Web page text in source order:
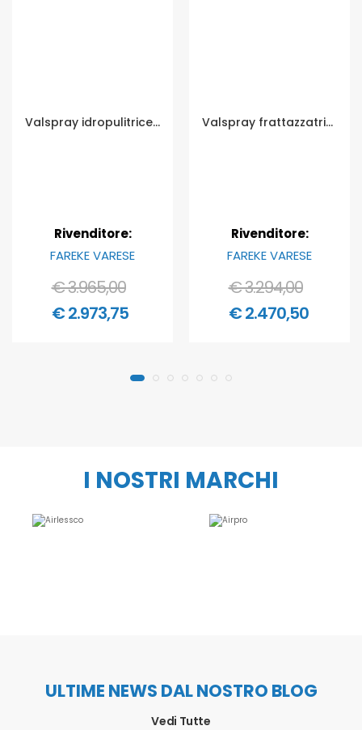
Valspray idropulitrice BHp - 230V - 140 bar acqua calda
Rivenditore:
FAREKE VARESE
€ 3.965,00
€ 2.973,75
Valspray frattazzatrice super plus VSM 400
Rivenditore:
FAREKE VARESE
€ 3.294,00
€ 2.470,50
I NOSTRI MARCHI
ULTIME NEWS DAL NOSTRO BLOG
Vedi Tutte